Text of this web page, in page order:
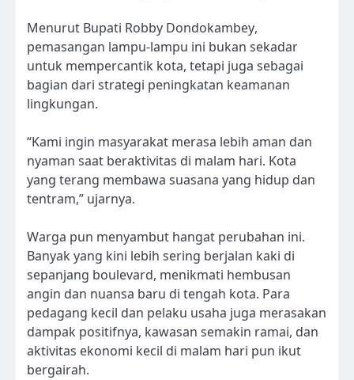
Menurut Bupati Robby Dondokambey,
pemasangan lampu-lampu ini bukan sekadar
untuk mempercantik kota, tetapi juga sebagai
bagian dari strategi peningkatan keamanan
lingkungan.
“Kami ingin masyarakat merasa lebih aman dan
nyaman saat beraktivitas di malam hari. Kota
yang terang membawa suasana yang hidup dan
tentram,” ujarnya.
Warga pun menyambut hangat perubahan ini.
Banyak yang kini lebih sering berjalan kaki di
sepanjang boulevard, menikmati hembusan
angin dan nuansa baru di tengah kota. Para
pedagang kecil dan pelaku usaha juga merasakan
dampak positifnya, kawasan semakin ramai, dan
aktivitas ekonomi kecil di malam hari pun ikut
bergairah.